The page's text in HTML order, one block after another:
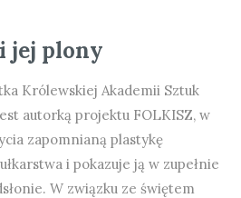
jej plony
Królewskiej Akademii Sztuk
autorką projektu FOLKISZ, w
zapomnianą plastykę
i pokazuje ją w zupełnie
W związku ze świętem